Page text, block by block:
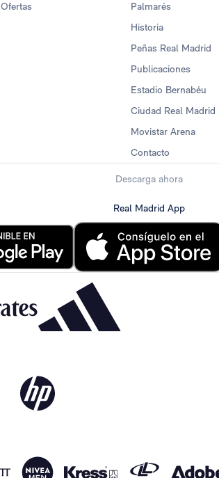
Ofertas
Palmarés
Historia
Peñas Real Madrid
Publicaciones
Estadio Bernabéu
Ciudad Real Madrid
Movistar Arena
Contacto
Descarga ahora
Real Madrid App